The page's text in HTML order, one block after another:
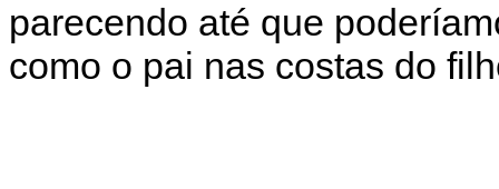
parecendo até que
como o pai nas costas do